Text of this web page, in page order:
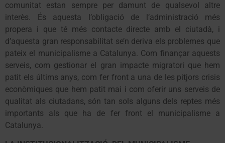
comunitat estan sempre per damunt de qualsevol altre
interès. És aquesta l’obligació de l’administració més
propera i que té més contacte directe amb el ciutadà, i
d’aquesta gran responsabilitat se’n deriva els problemes que
pateix el municipalisme a Catalunya. Com finançar aquests
serveis, com gestionar el gran impacte migratori que hem
patit els últims anys, com fer front a una de les pitjors crisis
econòmiques que hem patit mai i com oferir uns serveis de
qualitat als ciutadans, són tan sols alguns dels reptes més
importants als que ha de fer front el municipalisme a
Catalunya.